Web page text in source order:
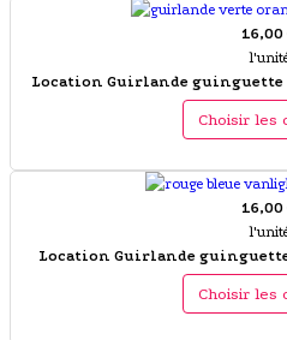
16,00
Location Guirlande guinguette
Choisir les
16,00
Location Guirlande guinguette
Choisir les